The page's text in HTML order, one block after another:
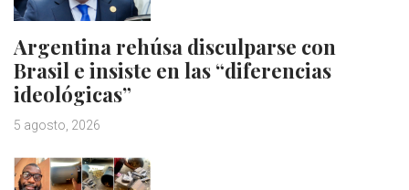
Argentina rehúsa disculparse con
Brasil e insiste en las “diferencias
ideológicas”
5 agosto, 2026